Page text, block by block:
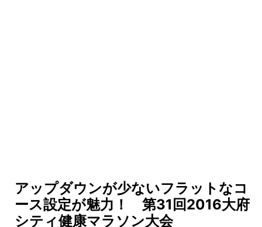
アップダウンが少ないフラットなコ
ース設定が魅力！ 第31回2016大府
シティ健康マラソン大会